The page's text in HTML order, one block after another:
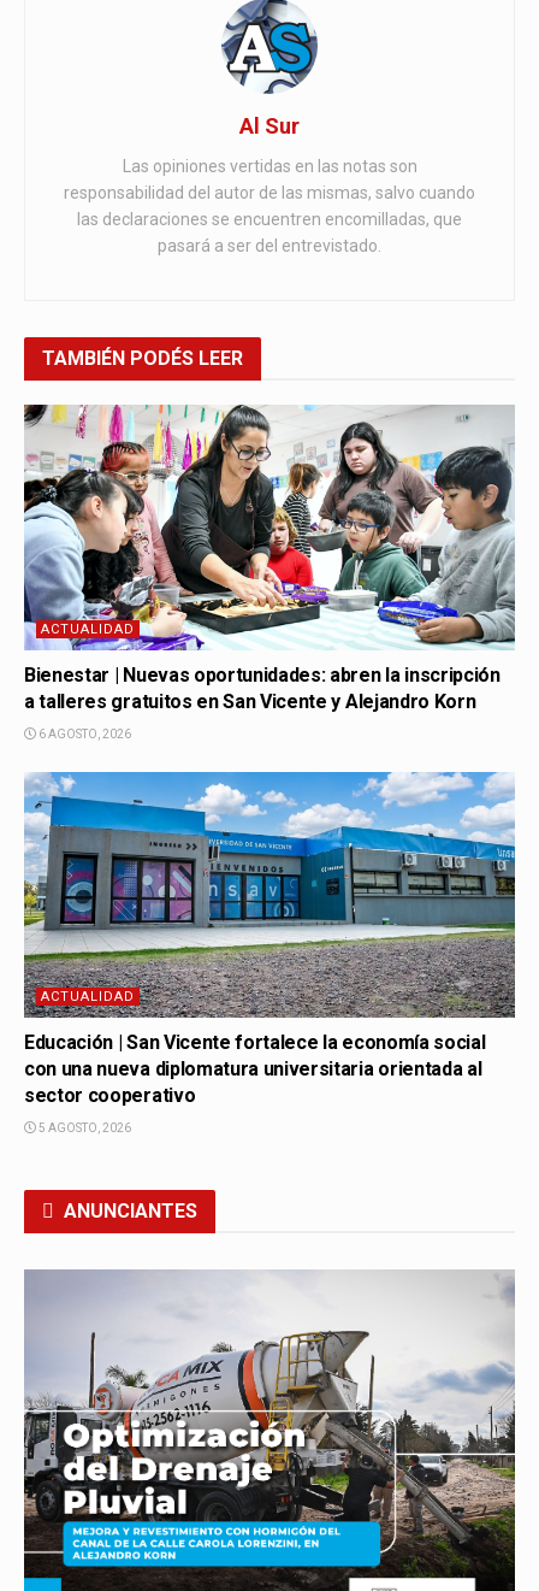
Al Sur
Las opiniones vertidas en las notas son
responsabilidad del autor de las mismas, salvo cuando
las declaraciones se encuentren encomilladas, que
pasará a ser del entrevistado.
TAMBIÉN PODÉS LEER
ACTUALIDAD
Bienestar | Nuevas oportunidades: abren la inscripción
a talleres gratuitos en San Vicente y Alejandro Korn
6 AGOSTO, 2026
ACTUALIDAD
Educación | San Vicente fortalece la economía social
con una nueva diplomatura universitaria orientada al
sector cooperativo
5 AGOSTO, 2026
ANUNCIANTES